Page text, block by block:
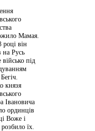
Мамая.
він
на Русь
військо під
князя
Івановича
ординців
Воже і
їх.